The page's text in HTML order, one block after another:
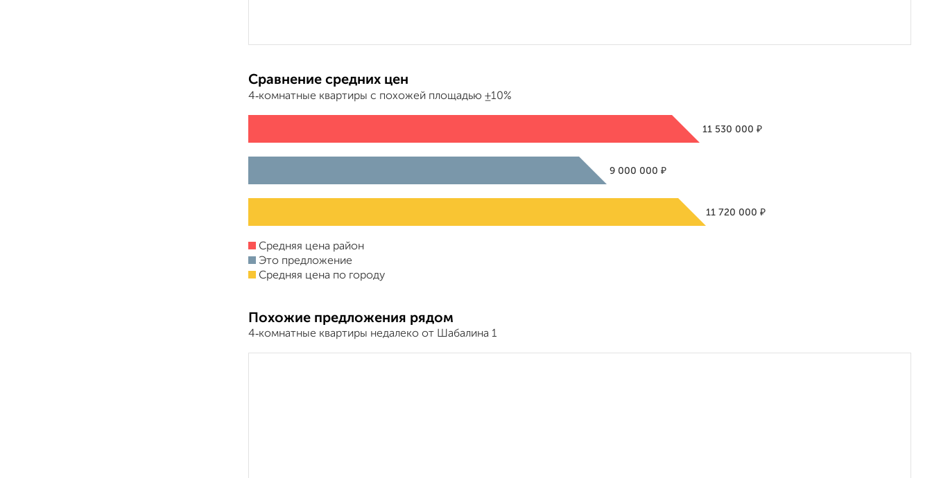
Сравнение средних цен
4‑комнатные квартиры с похожей площадью ±10%
11 530 000 ₽
9 000 000 ₽
11 720 000₽
Средняя цена район
Это предложение
Средняя цена по городу
Похожие предложения рядом
4‑комнатные квартиры недалеко от Шабалина 1